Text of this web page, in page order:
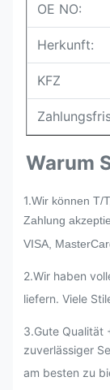
OE NO:
Herkunft:
KFZ
Warum
1.Wir können T/
Zahlung
VISA,
2.Wir haben
liefern. Viele
3.Gute Qualität
zuverlässiger
am besten zu